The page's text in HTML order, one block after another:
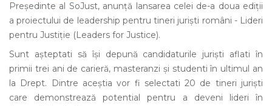
Preşedinte al SoJust, anunţă lansarea celei de-a doua ediţii
a proiectului de leadership pentru tineri jurişti români - Lideri
pentru Justiţie (Leaders for Justice).
Sunt aşteptati să îşi depună candidaturile jurişti aflati în
primii trei ani de carieră, masteranzi şi studenti în ultimul an
la Drept. Dintre aceştia vor fi selectati 20 de tineri jurişti
care demonstrează potential pentru a deveni lideri în